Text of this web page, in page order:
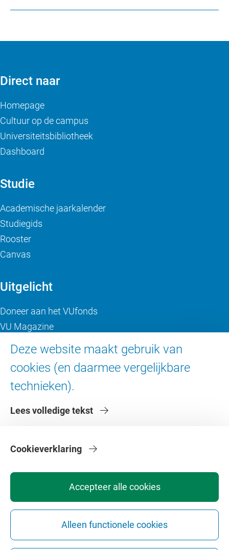
Deze website maakt gebruik van
cookies (en daarmee vergelijkbare
technieken).
Lees volledige tekst
Accepteer alle cookies
Alleen functionele cookies
Cookieverklaring
Direct naar
Homepage
Cultuur op de campus
Universiteitsbibliotheek
Dashboard
Studie
Academische jaarkalender
Studiegids
Rooster
Canvas
Uitgelicht
Doneer aan het VUfonds
VU Magazine
Over de VU
Contact en route
Faculteiten